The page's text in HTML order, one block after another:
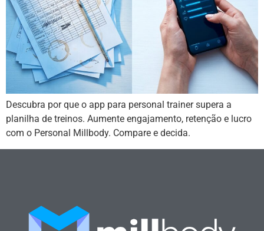
Descubra por que o app para personal trainer supera a
planilha de treinos. Aumente engajamento, retenção e lucro
com o Personal Millbody. Compare e decida.